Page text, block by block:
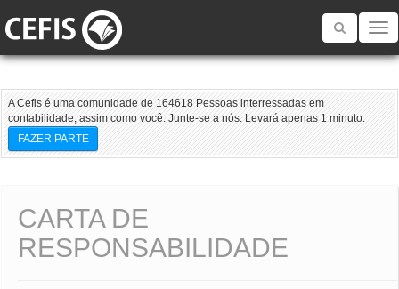
Toggle
A Cefis é uma comunidade de 164618 Pessoas interressadas em
contabilidade, assim como você. Junte-se a nós. Levará apenas 1 minuto:
FAZER PARTE
CARTA DE
RESPONSABILIDADE